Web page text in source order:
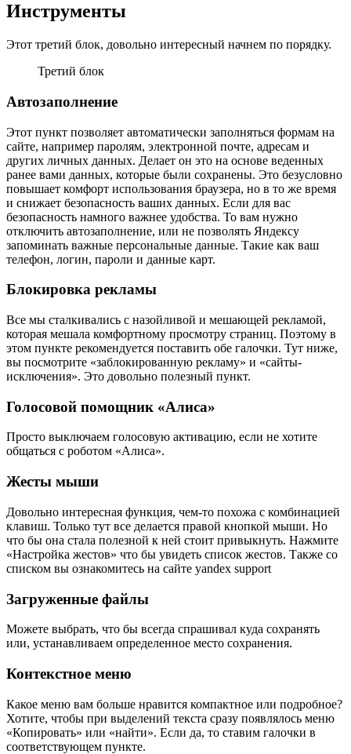
Инструменты
Этот третий блок, довольно интересный начнем по порядку.
Третий блок
Автозаполнение
Этот пункт позволяет автоматически заполняться формам на
сайте, например паролям, электронной почте, адресам и
других личных данных. Делает он это на основе веденных
ранее вами данных, которые были сохранены. Это безусловно
повышает комфорт использования браузера, но в то же время
и снижает безопасность ваших данных. Если для вас
безопасность намного важнее удобства. То вам нужно
отключить автозаполнение, или не позволять Яндексу
запоминать важные персональные данные. Такие как ваш
телефон, логин, пароли и данные карт.
Блокировка рекламы
Все мы сталкивались с назойливой и мешающей рекламой,
которая мешала комфортному просмотру страниц. Поэтому в
этом пункте рекомендуется поставить обе галочки. Тут ниже,
вы посмотрите «заблокированную рекламу» и «сайты-
исключения». Это довольно полезный пункт.
Голосовой помощник «Алиса»
Просто выключаем голосовую активацию, если не хотите
общаться с роботом «Алиса».
Жесты мыши
Довольно интересная функция, чем-то похожа с комбинацией
клавиш. Только тут все делается правой кнопкой мыши. Но
что бы она стала полезной к ней стоит привыкнуть. Нажмите
«Настройка жестов» что бы увидеть список жестов. Также со
списком вы ознакомитесь на сайте yandex support
Загруженные файлы
Можете выбрать, что бы всегда спрашивал куда сохранять
или, устанавливаем определенное место сохранения.
Контекстное меню
Какое меню вам больше нравится компактное или подробное?
Хотите, чтобы при выделений текста сразу появлялось меню
«Копировать» или «найти». Если да, то ставим галочки в
соответствующем пункте.